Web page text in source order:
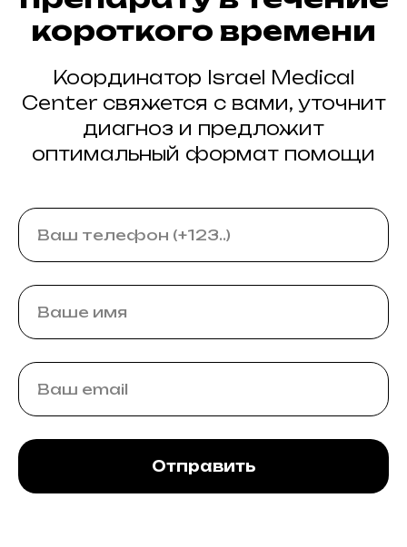
короткого времени
Координатор Israel Medical
Center свяжется с вами, уточнит
диагноз и предложит
оптимальный формат помощи
Отправить